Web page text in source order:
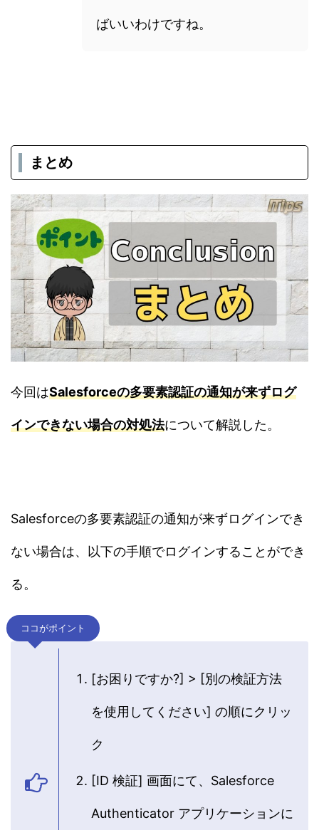
ばいいわけですね。
まとめ
今回はSalesforceの多要素認証の通知が来ずログ
インできない場合の対処法について解説した。
Salesforceの多要素認証の通知が来ずログインでき
ない場合は、以下の手順でログインすることができ
る。
ココがポイント
[お困りですか?] > [別の検証方法
を使用してください] の順にクリッ
ク
[ID 検証] 画面にて、Salesforce
Authenticator アプリケーションに